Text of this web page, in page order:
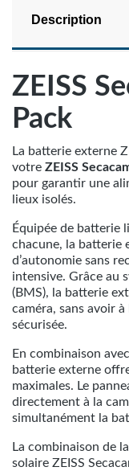
Description
ZEISS
Pack
La batterie externe
votre ZEISS
pour garantir une
lieux isolés.
Équipée de batterie
chacune, la batterie
d’autonomie sans
intensive. Grâce au
(BMS), la batterie
caméra, sans avoir
sécurisée.
En combinaison
batterie externe
maximales. Le
directement à la
simultanément la
La combinaison de
solaire ZEISS